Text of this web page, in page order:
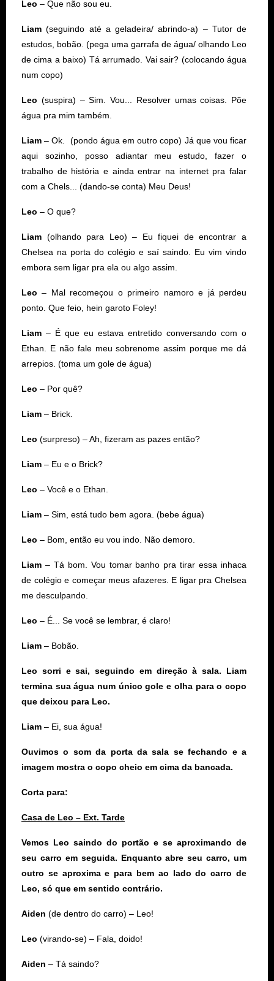
Leo – Que não sou eu.
Liam (seguindo até a geladeira/ abrindo-a) – Tutor de
estudos, bobão. (pega uma garrafa de água/ olhando Leo
de cima a baixo) Tá arrumado. Vai sair? (colocando água
num copo)
Leo (suspira) – Sim. Vou... Resolver umas coisas. Põe
água pra mim também.
Liam – Ok. (pondo água em outro copo) Já que vou ficar
aqui sozinho, posso adiantar meu estudo, fazer o
trabalho de história e ainda entrar na internet pra falar
com a Chels... (dando-se conta) Meu Deus!
Leo – O que?
Liam (olhando para Leo) – Eu fiquei de encontrar a
Chelsea na porta do colégio e saí saindo. Eu vim vindo
embora sem ligar pra ela ou algo assim.
Leo – Mal recomeçou o primeiro namoro e já perdeu
ponto. Que feio, hein garoto Foley!
Liam – É que eu estava entretido conversando com o
Ethan. E não fale meu sobrenome assim porque me dá
arrepios. (toma um gole de água)
Leo – Por quê?
Liam – Brick.
Leo (surpreso) – Ah, fizeram as pazes então?
Liam – Eu e o Brick?
Leo – Você e o Ethan.
Liam – Sim, está tudo bem agora. (bebe água)
Leo – Bom, então eu vou indo. Não demoro.
Liam – Tá bom. Vou tomar banho pra tirar essa inhaca
de colégio e começar meus afazeres. E ligar pra Chelsea
me desculpando.
Leo – É... Se você se lembrar, é claro!
Liam – Bobão.
Leo sorri e sai, seguindo em direção à sala. Liam
termina sua água num único gole e olha para o copo
que deixou para Leo.
Liam – Ei, sua água!
Ouvimos o som da porta da sala se fechando e a
imagem mostra o copo cheio em cima da bancada.
Corta para:
Casa de Leo – Ext. Tarde
Vemos Leo saindo do portão e se aproximando de
seu carro em seguida. Enquanto abre seu carro, um
outro se aproxima e para bem ao lado do carro de
Leo, só que em sentido contrário.
Aiden (de dentro do carro) – Leo!
Leo (virando-se) – Fala, doido!
Aiden – Tá saindo?